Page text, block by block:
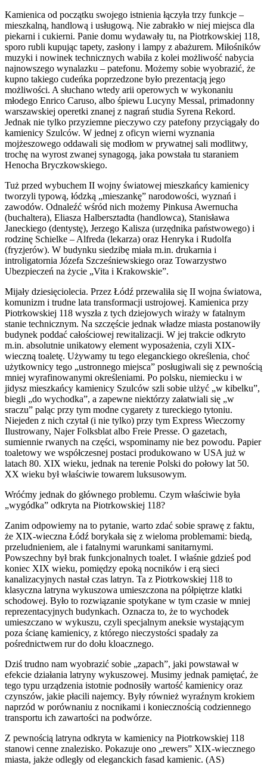
Kamienica od początku swojego istnienia łączyła trzy funkcje –
mieszkalną, handlową i usługową. Nie zabrakło w niej miejsca dla
piekarni i cukierni. Panie domu wydawały tu, na Piotrkowskiej 118,
sporo rubli kupując tapety, zasłony i lampy z abażurem. Miłośników
muzyki i nowinek technicznych wabiła z kolei możliwość nabycia
najnowszego wynalazku – patefonu. Możemy sobie wyobrazić, że
kupno takiego cudeńka poprzedzone było prezentacją jego
możliwości. A słuchano wtedy arii operowych w wykonaniu
młodego Enrico Caruso, albo śpiewu Lucyny Messal, primadonny
warszawskiej operetki znanej z nagrań studia Syrena Rekord.
Jednak nie tylko przyziemne pieczywo czy patefony przyciągały do
kamienicy Szulców. W jednej z oficyn wierni wyznania
mojżeszowego oddawali się modłom w prywatnej sali modlitwy,
trochę na wyrost zwanej synagogą, jaka powstała tu staraniem
Henocha Bryczkowskiego.
Tuż przed wybuchem II wojny światowej mieszkańcy kamienicy
tworzyli typową, łódzką „mieszankę” narodowości, wyznań i
zawodów. Odnaleźć wśród nich możemy Pinkusa Awernucha
(buchaltera), Eliasza Halbersztadta (handlowca), Stanisława
Janeckiego (dentystę), Jerzego Kalisza (urzędnika państwowego) i
rodzinę Schielke – Alfreda (lekarza) oraz Henryka i Rudolfa
(fryzjerów). W budynku siedzibę miała m.in. drukarnia i
introligatornia Józefa Szcześniewskiego oraz Towarzystwo
Ubezpieczeń na życie „Vita i Krakowskie”.
Mijały dziesięciolecia. Przez Łódź przewaliła się II wojna światowa,
komunizm i trudne lata transformacji ustrojowej. Kamienica przy
Piotrkowskiej 118 wyszła z tych dziejowych wiraży w fatalnym
stanie technicznym. Na szczęście jednak władze miasta postanowiły
budynek poddać całościowej rewitalizacji. W jej trakcie odkryto
m.in. absolutnie unikatowy element wyposażenia, czyli XIX-
wieczną toaletę. Używamy tu tego eleganckiego określenia, choć
użytkownicy tego „ustronnego miejsca” posługiwali się z pewnością
mniej wyrafinowanymi określeniami. Po polsku, niemiecku i w
jidysz mieszkańcy kamienicy Szulców szli sobie ulżyć „w kibelku”,
biegli „do wychodka”, a zapewne niektórzy załatwiali się „w
sraczu” paląc przy tym modne cygarety z tureckiego tytoniu.
Niejeden z nich czytał (i nie tylko) przy tym Express Wieczorny
Ilustrowany, Najer Folksblat albo Freie Presse. O gazetach,
sumiennie rwanych na części, wspominamy nie bez powodu. Papier
toaletowy we współczesnej postaci produkowano w USA już w
latach 80. XIX wieku, jednak na terenie Polski do połowy lat 50.
XX wieku był właściwie towarem luksusowym.
Wróćmy jednak do głównego problemu. Czym właściwie była
„wygódka” odkryta na Piotrkowskiej 118?
Zanim odpowiemy na to pytanie, warto zdać sobie sprawę z faktu,
że XIX-wieczna Łódź borykała się z wieloma problemami: biedą,
przeludnieniem, ale i fatalnymi warunkami sanitarnymi.
Powszechny był brak funkcjonalnych toalet. I właśnie gdzieś pod
koniec XIX wieku, pomiędzy epoką nocników i erą sieci
kanalizacyjnych nastał czas latryn. Ta z Piotrkowskiej 118 to
klasyczna latryna wykuszowa umieszczona na półpiętrze klatki
schodowej. Było to rozwiązanie spotykane w tym czasie w mniej
reprezentacyjnych budynkach. Oznacza to, że to wychodek
umieszczano w wykuszu, czyli specjalnym aneksie wystającym
poza ścianę kamienicy, z którego nieczystości spadały za
pośrednictwem rur do dołu kloacznego.
Dziś trudno nam wyobrazić sobie „zapach”, jaki powstawał w
efekcie działania latryny wykuszowej. Musimy jednak pamiętać, że
tego typu urządzenia istotnie podnosiły wartość kamienicy oraz
czynszów, jakie płacili najemcy. Były również wyraźnym krokiem
naprzód w porównaniu z nocnikami i koniecznością codziennego
transportu ich zawartości na podwórze.
Z pewnością latryna odkryta w kamienicy na Piotrkowskiej 118
stanowi cenne znalezisko. Pokazuje ono „rewers” XIX-wiecznego
miasta, jakże odległy od eleganckich fasad kamienic. (AS)